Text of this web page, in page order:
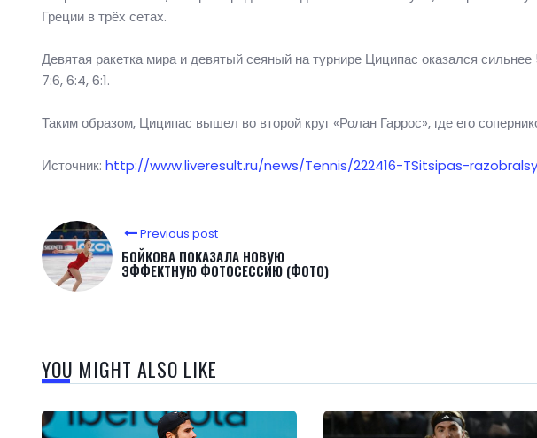
Греции в трёх сетах.
Девятая ракетка мира и девятый сеяный на турнире Циципас оказался
7:6, 6:4, 6:1.
Таким образом, Циципас вышел во второй круг «Ролан Гаррос», где его
Источник: http://www.liveresult.ru/news/Tennis/222416-TSitsipas-
Previous post
БОЙКОВА ПОКАЗАЛА НОВУЮ
ЭФФЕКТНУЮ ФОТОСЕССИЮ (ФОТО)
YOU MIGHT ALSO LIKE